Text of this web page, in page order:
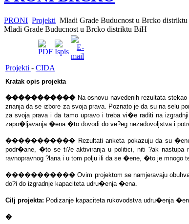
PRONI Projekti Mladi Grade Buducnost u Brcko
Mladi Grade Buducnost u Brcko distriktu BiH
Projekti - CIDA
Kratak opis projekta
����������� Na osnovu navedenih rezultata
znanja da se izbore za svoja prava. Poznato je da su na selu
za svoja prava i da tamo upravo i treba vi�e raditi na
zapo�ljavanja �ena �to dovodi do ve?eg nezadovoljstva i
����������� Rezultati anketa pokazuju da su
podr�ane, �to se ti?e aktiviranja u politici, niti ?ak nastupa
ravnopravnog ?lana i u tom polju ili da se �ene, �to je mnogo
�����������Ovim projektom se namjeravaju
do?i do izgradnje kapaciteta udru�enja �ena.
Cilj projekta: Podizanje kapaciteta rukovodstva udru�enja
�